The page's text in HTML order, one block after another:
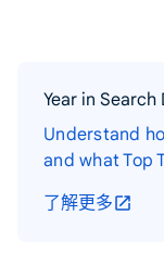
Year in
Understand
and what Top
了解更多